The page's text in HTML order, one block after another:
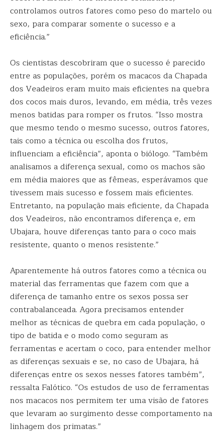
controlamos outros fatores como peso do martelo ou
sexo, para comparar somente o sucesso e a
eficiência.”
Os cientistas descobriram que o sucesso é parecido
entre as populações, porém os macacos da Chapada
dos Veadeiros eram muito mais eficientes na quebra
dos cocos mais duros, levando, em média, três vezes
menos batidas para romper os frutos. “Isso mostra
que mesmo tendo o mesmo sucesso, outros fatores,
tais como a técnica ou escolha dos frutos,
influenciam a eficiência”, aponta o biólogo. “Também
analisamos a diferença sexual, como os machos são
em média maiores que as fêmeas, esperávamos que
tivessem mais sucesso e fossem mais eficientes.
Entretanto, na população mais eficiente, da Chapada
dos Veadeiros, não encontramos diferença e, em
Ubajara, houve diferenças tanto para o coco mais
resistente, quanto o menos resistente.”
Aparentemente há outros fatores como a técnica ou
material das ferramentas que fazem com que a
diferença de tamanho entre os sexos possa ser
contrabalanceada. Agora precisamos entender
melhor as técnicas de quebra em cada população, o
tipo de batida e o modo como seguram as
ferramentas e acertam o coco, para entender melhor
as diferenças sexuais e se, no caso de Ubajara, há
diferenças entre os sexos nesses fatores também”,
ressalta Falótico. “Os estudos de uso de ferramentas
nos macacos nos permitem ter uma visão de fatores
que levaram ao surgimento desse comportamento na
linhagem dos primatas.”